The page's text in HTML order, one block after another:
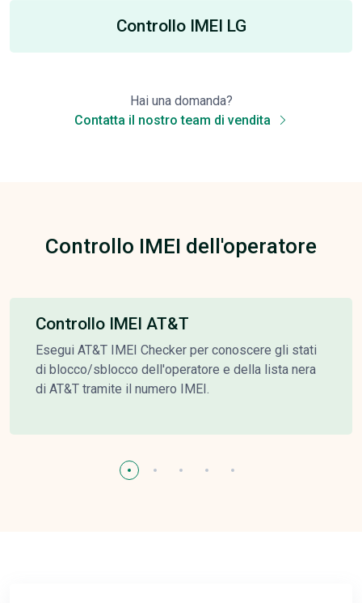
Controllo IMEI LG
Hai una domanda?
Contatta il nostro team di vendita
Controllo IMEI dell'operatore
Controllo IMEI AT&T
Esegui AT&T IMEI Checker per conoscere gli stati
di blocco/sblocco dell'operatore e della lista nera
di AT&T tramite il numero IMEI.